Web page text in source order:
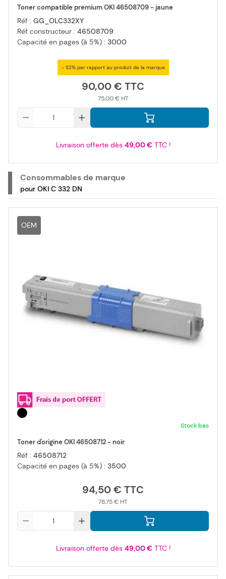
Toner compatible premium OKI 46508709 - jaune
Réf : GG_OLC332XY
Réf constructeur : 46508709
Capacité en pages (à 5%) : 3000
- 52% par rapport au produit de la marque
90,00 €
75,00 €
Livraison offerte dès 49,00 €TTC !
Consommables de marque
pour OKI C 332 DN
OEM
Stock bas
Toner d'origine OKI 46508712 - noir
Réf : 46508712
Capacité en pages (à 5%) : 3500
94,50 €
78,75 €
Livraison offerte dès 49,00 €TTC !